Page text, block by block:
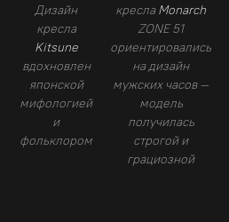
Дизайн
кресла
Kitsune
вдохновлен
японской
мифологией
и
фольклором
креслаMonarch
ZONE 51
ориентировались
на дизайн
мужских часов —
модель
получилась
строгой и
грациозной